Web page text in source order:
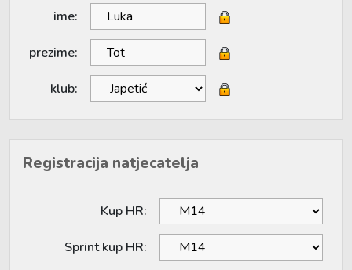
ime:
prezime:
klub:
Registracija natjecatelja
Kup HR:
Sprint kup HR: